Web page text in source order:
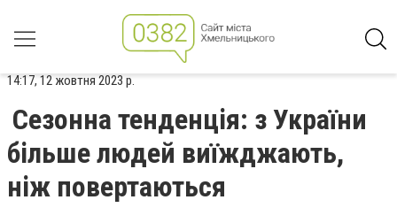
14:17, 12 жовтня 2023 р.
Сезонна тенденція: з України
більше людей виїжджають,
ніж повертаються